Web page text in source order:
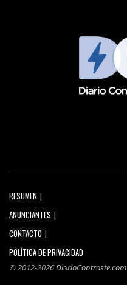
RESUMEN
ANUNCIANTES
CONTACTO
POLÍTICA DE PRIVACIDAD
© 2012-2026 DiarioContraste.com